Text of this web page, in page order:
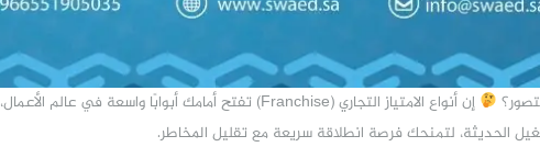
إن أنواع الامتياز التجاري (Franchise) تفتح أمامك أبوابًا واسعة في عالم الأعمال،
الحديثة، لتمنحك فرصة انطلاقة سريعة مع تقليل المخاطر.